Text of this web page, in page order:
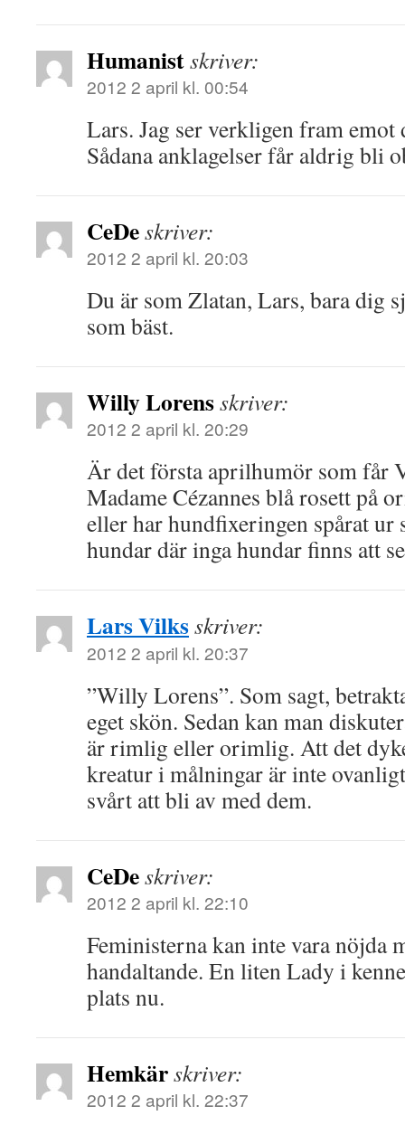
Humanistskriver:
2012 2 april kl. 00:54
Lars. Jag ser verkligen fram
Sådana anklagelser får aldrig bli
CeDeskriver:
2012 2 april kl. 20:03
Du är som Zlatan, Lars, bara dig
som bäst.
Willy Lorensskriver:
2012 2 april kl. 20:29
Är det första aprilhumör som får
Madame Cézannes blå rosett på
eller har hundfixeringen spårat ur
hundar där inga hundar finns att
Lars Vilksskriver:
2012 2 april kl. 20:37
”Willy Lorens”. Som sagt,
eget skön. Sedan kan man
är rimlig eller orimlig. Att det
kreatur i målningar är inte
svårt att bli av med dem.
CeDeskriver:
2012 2 april kl. 22:10
Feministerna kan inte vara nöjda
handaltande. En liten Lady i
plats nu.
Hemkärskriver:
2012 2 april kl. 22:37